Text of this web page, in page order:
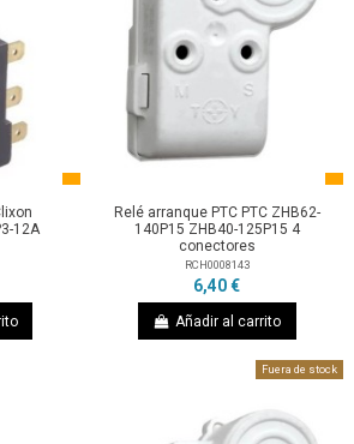
12A
Relé arranque PTC PTC ZHB62-
140P15 ZHB40-125P15 4
conectores
RCH0008143
6,40 €
Añadir al carrito
Fuera de stock